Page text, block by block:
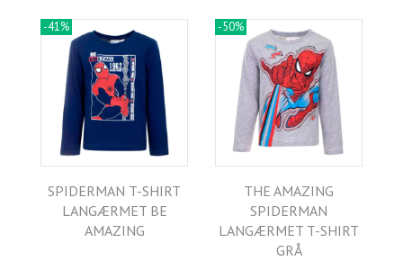
-41%
SPIDERMAN T-SHIRT
LANGÆRMET BE
AMAZING
-50%
THE AMAZING
SPIDERMAN
LANGÆRMET T-SHIRT
GRÅ